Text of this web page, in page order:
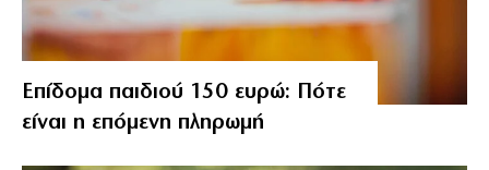
Επίδομα παιδιού 150 ευρώ: Πότε
είναι η επόμενη πληρωμή